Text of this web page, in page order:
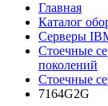
Главная
Каталог
Серверы
Стоечные
поколений
Стоечные
7164G2G